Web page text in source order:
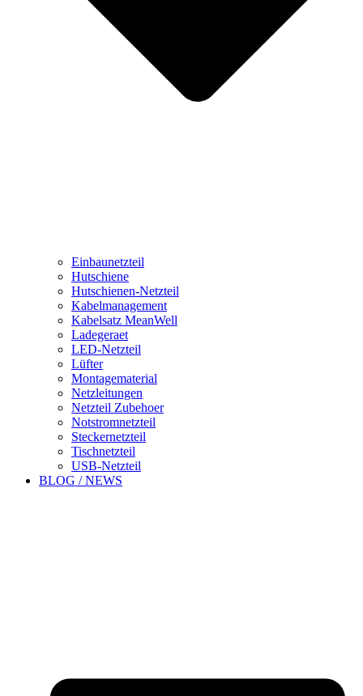
Einbaunetzteil
Hutschiene
Hutschienen-Netzteil
Kabelmanagement
Kabelsatz MeanWell
Ladegeraet
LED-Netzteil
Lüfter
Montagematerial
Netzleitungen
Netzteil Zubehoer
Notstromnetzteil
Steckernetzteil
Tischnetzteil
USB-Netzteil
BLOG / NEWS